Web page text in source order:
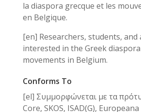
la diaspora grecque et les
en Belgique.
[en] Researchers, students, and
interested in the Greek
movements in Belgium.
Conforms To
[el] Συμμορφώνεται με τα
Core, SKOS, ISAD(G),